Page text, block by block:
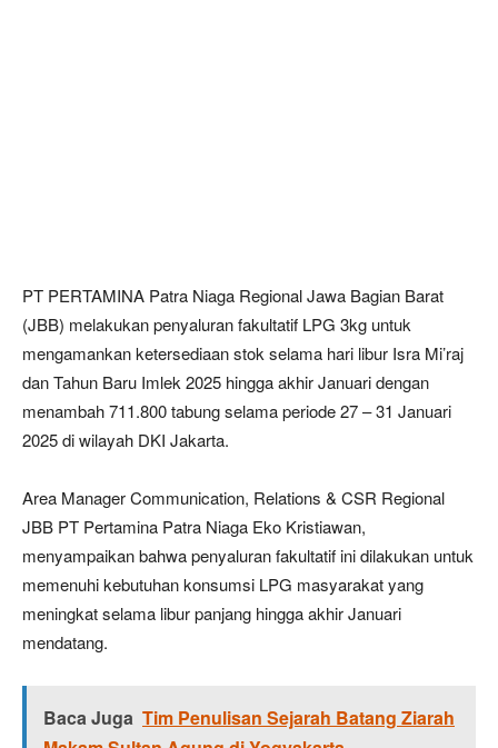
PT PERTAMINA Patra Niaga Regional Jawa Bagian Barat
(JBB) melakukan penyaluran fakultatif LPG 3kg untuk
mengamankan ketersediaan stok selama hari libur Isra Mi’raj
dan Tahun Baru Imlek 2025 hingga akhir Januari dengan
menambah 711.800 tabung selama periode 27 – 31 Januari
2025 di wilayah DKI Jakarta.
Area Manager Communication, Relations & CSR Regional
JBB PT Pertamina Patra Niaga Eko Kristiawan,
menyampaikan bahwa penyaluran fakultatif ini dilakukan untuk
memenuhi kebutuhan konsumsi LPG masyarakat yang
meningkat selama libur panjang hingga akhir Januari
mendatang.
Baca Juga Tim Penulisan Sejarah Batang Ziarah